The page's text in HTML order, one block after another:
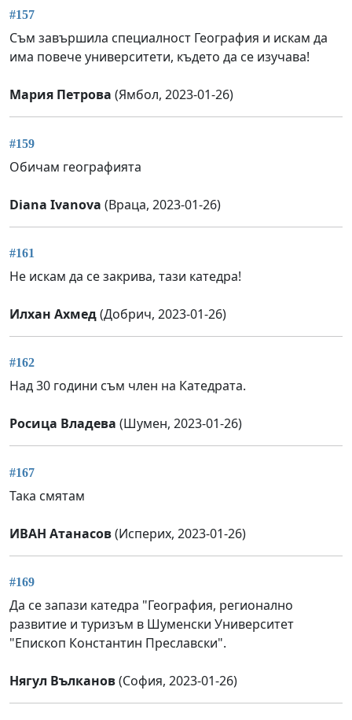
#157
Съм завършила специалност География и искам да
има повече университети, където да се изучава!
Мария Петрова (Ямбол, 2023-01-26)
#159
Обичам географията
Diana Ivanova (Враца, 2023-01-26)
#161
Не искам да се закрива, тази катедра!
Илхан Ахмед(Добрич, 2023-01-26)
#162
Над 30 години съм член на Катедрата.
Росица Владева (Шумен, 2023-01-26)
#167
Така смятам
ИВАН Атанасов(Исперих, 2023-01-26)
#169
Да се запази катедра "География, регионално
развитие и туризъм в Шуменски Университет
"Епископ Константин Преславски".
Нягул Вълканов(София, 2023-01-26)